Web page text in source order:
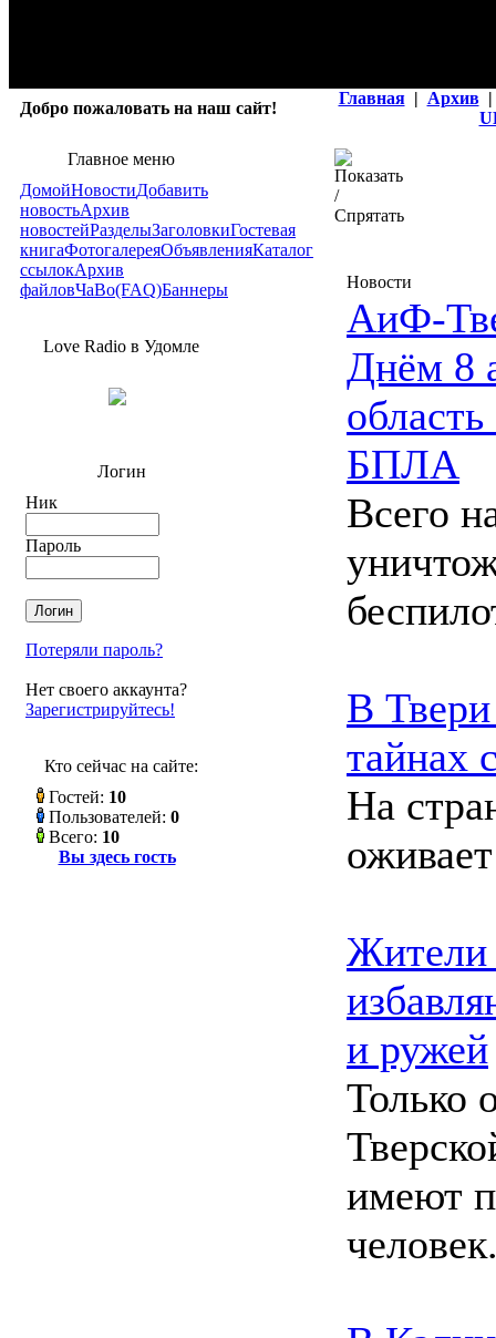
Добро пожаловать на наш сайт!
Главная | Архив |
Главное меню
ДомойНовостиДобавить
новостьАрхив
новостейРазделыЗаголовкиГостевая
книгаФотогалереяОбъявленияКаталог
ссылокАрхив
файловЧаВо(FAQ)Баннеры
Love Radio в Удомле
Логин
Ник
Пароль
Потеряли пароль?
Нет своего аккаунта?
Зарегистрируйтесь!
Кто сейчас на сайте:
Гостей: 10
Пользователей: 0
Всего: 10
Вы здесь гость
Новости
АиФ-
Днём 8
БПЛА
Всего
В Твери
тайнах
На
Жители
и ружей
Только
имеют